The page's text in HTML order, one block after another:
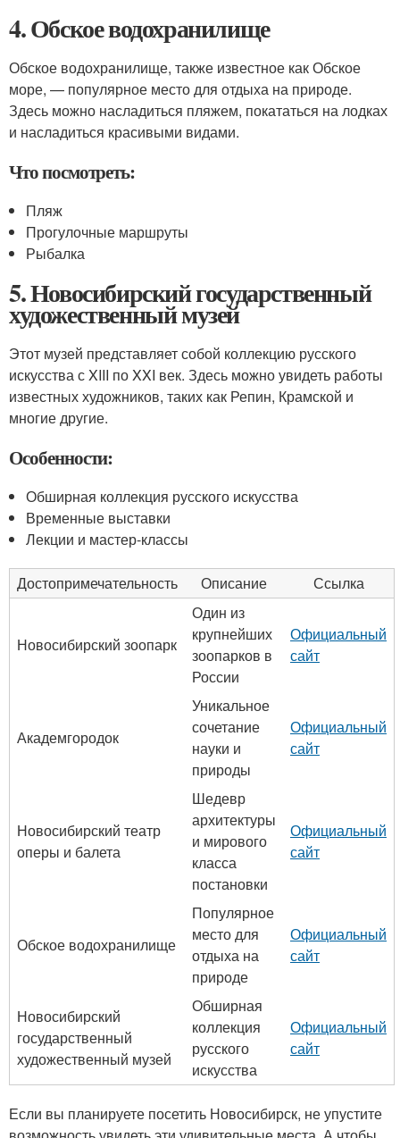
4. Обское водохранилище
Обское водохранилище, также известное как Обское
море, — популярное место для отдыха на природе.
Здесь можно насладиться пляжем, покататься на лодках
и насладиться красивыми видами.
Что посмотреть:
Пляж
Прогулочные маршруты
Рыбалка
5. Новосибирский государственный
художественный музей
Этот музей представляет собой коллекцию русского
искусства с XIII по XXI век. Здесь можно увидеть работы
известных художников, таких как Репин, Крамской и
многие другие.
Особенности:
Обширная коллекция русского искусства
Временные выставки
Лекции и мастер-классы
Достопримечательность Описание Ссылка
Новосибирский зоопарк
Один из
крупнейших
зоопарков в
России
Официальный
сайт
Академгородок
Уникальное
сочетание
науки и
природы
Официальный
сайт
Новосибирский театр
оперы и балета
Шедевр
архитектуры
и мирового
класса
постановки
Официальный
сайт
Обское водохранилище
Популярное
место для
отдыха на
природе
Официальный
сайт
Новосибирский
государственный
художественный музей
Обширная
коллекция
русского
искусства
Официальный
сайт
Если вы планируете посетить Новосибирск, не упустите